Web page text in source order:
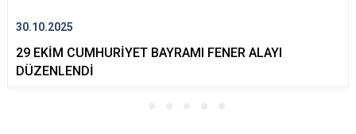
30.10.2025
29 EKİM CUMHURİYET BAYRAMI FENER ALAYI
DÜZENLENDİ